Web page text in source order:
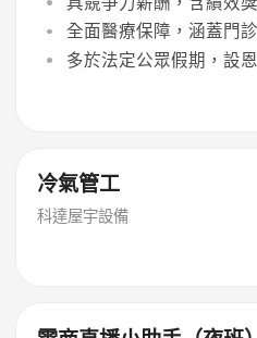
全面醫療保障，涵蓋門
多於法定公眾假期，設
冷氣管工
科達屋宇設備